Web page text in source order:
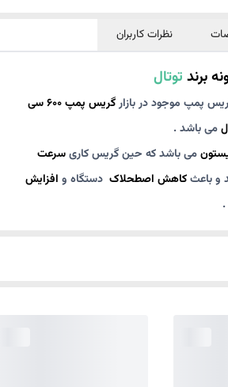
نظرات کاربران
برند توتال
پمپ موجود در بازار
گریس پمپ 600 سی
می باشد .
می باشد که حین گریس کاریسرعت
و باعثکاهش اصطحلاک دستگاه و افزایش